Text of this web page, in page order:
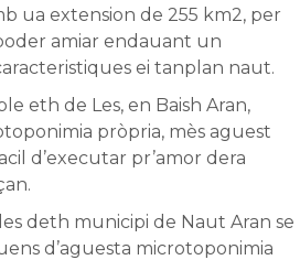
ua extension de 255 km2, per
amiar endauant un
ei tanplan naut.
eth de Les, en Baish Aran,
pròpria, mès aguest
d’executar pr’amor dera
deth municipi de Naut Aran se
d’aguesta microtoponimia